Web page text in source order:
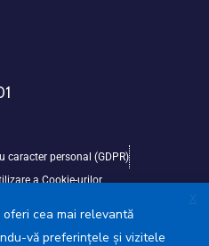
caracter personal (GDPR)
a Cookie-urilor
Mobile
X
cea mai relevantă
vă preferințele și vizitele